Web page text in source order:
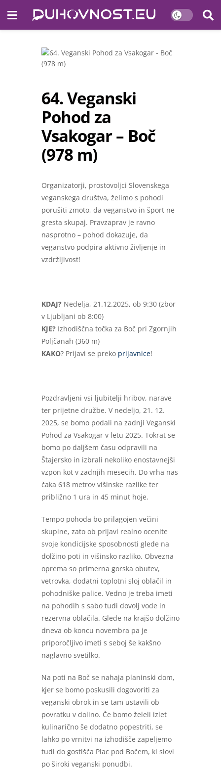
64. Veganski
Pohod za
Vsakogar – Boč
(978 m)
Organizatorji, prostovoljci Slovenskega
veganskega društva, želimo s pohodi
porušiti zmoto, da veganstvo in šport ne
gresta skupaj. Pravzaprav je ravno
nasprotno – pohod dokazuje, da
veganstvo podpira aktivno življenje in
vzdržljivost!
KDAJ? Nedelja, 21.12.2025, ob 9:30 (zbor
v Ljubljani ob 8:00)
KJE? Izhodiščna točka za Boč pri Zgornjih
Poljčanah (360 m)
KAKO? Prijavi se preko prijavnice!
Pozdravljeni vsi ljubitelji hribov, narave
ter prijetne družbe. V nedeljo, 21. 12.
2025, se bomo podali na zadnji Veganski
Pohod za Vsakogar v letu 2025. Tokrat se
bomo po daljšem času odpravili na
Štajersko in izbrali nekoliko enostavnejši
vzpon kot v zadnjih mesecih. Do vrha nas
čaka 618 metrov višinske razlike ter
približno 1 ura in 45 minut hoje.
Tempo pohoda bo prilagojen večini
skupine, zato ob prijavi realno ocenite
svoje kondicijske sposobnosti glede na
dolžino poti in višinsko razliko. Obvezna
oprema so primerna gorska obutev,
vetrovka, dodatni toplotni sloj oblačil in
pohodniške palice. Vedno je treba imeti
na pohodih s sabo tudi dovolj vode in
rezervna oblačila. Glede na krajšo dolžino
dneva ob koncu novembra pa je
priporočljivo imeti s seboj še kakšno
naglavno svetilko.
Na poti na Boč se nahaja planinski dom,
kjer se bomo poskusili dogovoriti za
veganski obrok in se tam ustavili ob
povratku v dolino. Če bomo želeli izlet
kulinarično še dodatno popestriti, se
lahko po vrnitvi na izhodišče zapeljemo
tudi do gostišča Plac pod Bočem, ki slovi
po široki veganski ponudbi.